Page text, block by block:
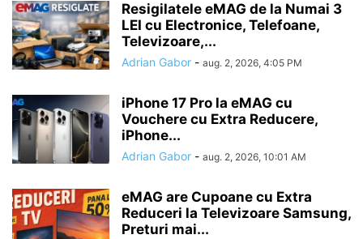
Resigilatele eMAG de la Numai 3
LEI cu Electronice, Telefoane,
Televizoare,...
Adrian Gabor - aug. 2, 2026, 4:05 PM
iPhone 17 Pro la eMAG cu
Vouchere cu Extra Reducere,
iPhone...
Adrian Gabor - aug. 2, 2026, 10:01 AM
eMAG are Cupoane cu Extra
Reduceri la Televizoare Samsung,
Preturi mai...